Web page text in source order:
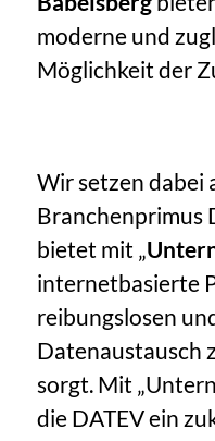
moderne und
Möglichkeit der
Wir setzen dabei
Branchenprimus
bietet mit „
internetbasierte
reibungslosen
Datenaustausch
sorgt. Mit
die DATEV ein